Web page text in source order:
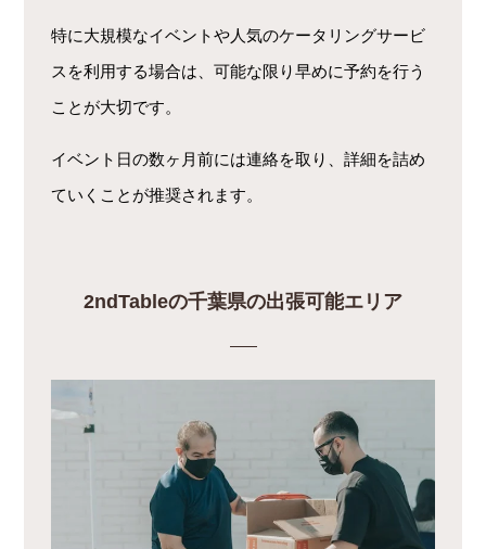
特に大規模なイベントや人気のケータリングサービ
スを利用する場合は、可能な限り早めに予約を行う
ことが大切です。
イベント日の数ヶ月前には連絡を取り、詳細を詰め
ていくことが推奨されます。
2ndTableの千葉県の出張可能エリア